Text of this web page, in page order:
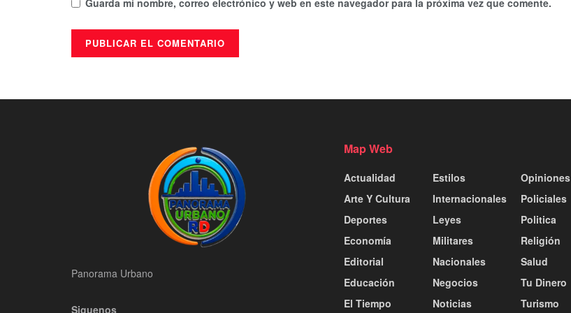
Guarda mi nombre, correo electrónico y web en este navegador para la próxima vez que comente.
Panorama Urbano
Siguenos
Map Web
Actualidad
Arte Y Cultura
Deportes
Economía
Editorial
Educación
El Tiempo
Estilos
Internacionales
Leyes
Militares
Nacionales
Negocios
Noticias
Opiniones
Policiales
Politica
Religión
Salud
Tu Dinero
Turismo